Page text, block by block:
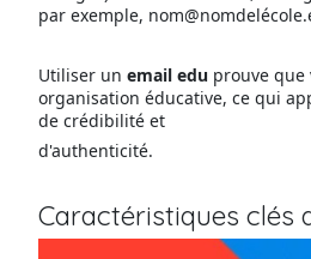
par exemple,
Utiliser un email eduprouve que
organisation éducative, ce qui
de crédibilité et
d'authenticité.
Caractéristiques clés